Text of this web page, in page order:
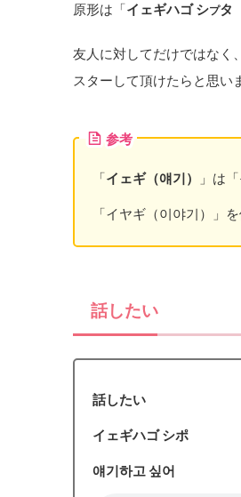
原形は「イェギハゴ シプタ
友人に対してだけではなく
スターして頂けたらと思い
参考
「イェギ（얘기） 」は「
「イヤギ（이야기）」
話したい
話したい
イェギハゴ シポ
얘기하고 싶어